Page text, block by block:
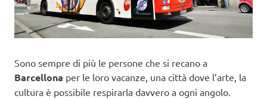
Sono sempre di più le persone che si recano a
Barcellona per le loro vacanze, una città dove l’arte, la
cultura è possibile respirarla davvero a ogni angolo.